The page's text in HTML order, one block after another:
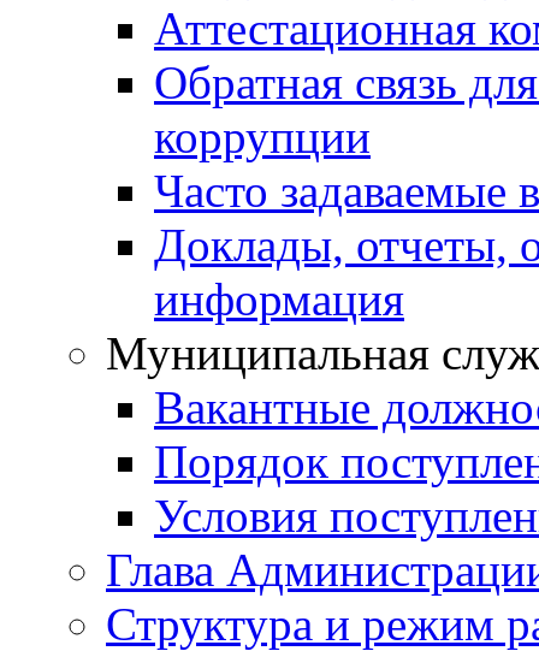
Аттестационная
Обратная связь
коррупции
Часто задаваемые
Доклады, отчеты,
информация
Муниципальная
Вакантные
Порядок
Условия
Глава
Структура и режим